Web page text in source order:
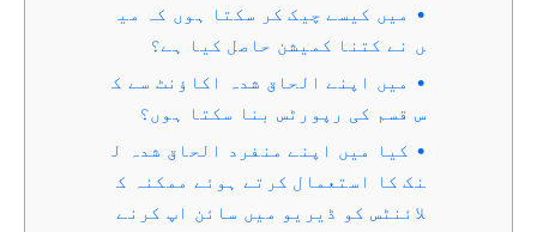
میں کیسے چیک کر سکتا ہوں کہ می
ں نے کتنا کمیشن حاصل کیا ہے؟
میں اپنے الحاق شدہ اکاؤنٹ سے ک
س قسم کی رپورٹس بنا سکتا ہوں؟
کیا میں اپنے منفرد الحاق شدہ ل
نک کا استعمال کرتے ہوئے ممکنہ ک
لائنٹس کو ڈیریو میں سائن اپ کرنے